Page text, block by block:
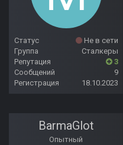
Статус
Не в сети
Группа
Сталкеры
Репутация
3
Сообщений
9
Регистрация
18.10.2023
BarmaGlot
Опытный